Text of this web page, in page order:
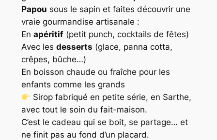
Papou sous le sapin et faites découvrir une
vraie gourmandise artisanale :
En apéritif(petit punch, cocktails de fêtes)
Avec les desserts (glace, panna cotta,
crêpes, bûche…)
En boisson chaude ou fraîche pour les
enfants comme les grands
Sirop fabriqué en petite série, en Sarthe,
avec tout le soin du fait-maison.
C’est le cadeau qui se boit, se partage… et
ne finit pas au fond d’un placard.